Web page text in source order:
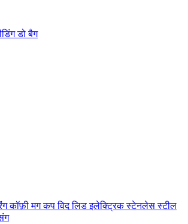
डो बैग
कॉफ़ी मग कप विद लिड इलेक्ट्रिक स्टेनलेस स्टील